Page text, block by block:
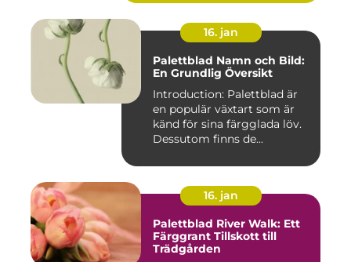
16. jan
Palettblad Namn och Bild:
En Grundlig Översikt
Introduction: Palettblad är
en populär växtart som är
känd för sina färgglada löv.
Dessutom finns de...
16. jan
Palettblad River Walk: Ett
Färggrant Tillskott till
Trädgården